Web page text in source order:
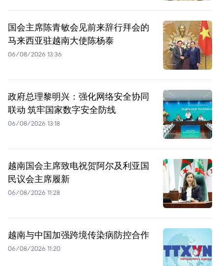
国会主席陈青敏会见前来辞行拜会的
马来西亚驻越南大使陈杨泰
06/08/2026 13:36
政府总理黎明兴：强化网络安全协同
联动 筑牢国家数字安全防线
06/08/2026 13:18
越南国会主席致电祝贺阿尔及利亚国
民议会主席履新
06/08/2026 11:28
越南与中国加强跨境传染病防控合作
06/08/2026 11:20